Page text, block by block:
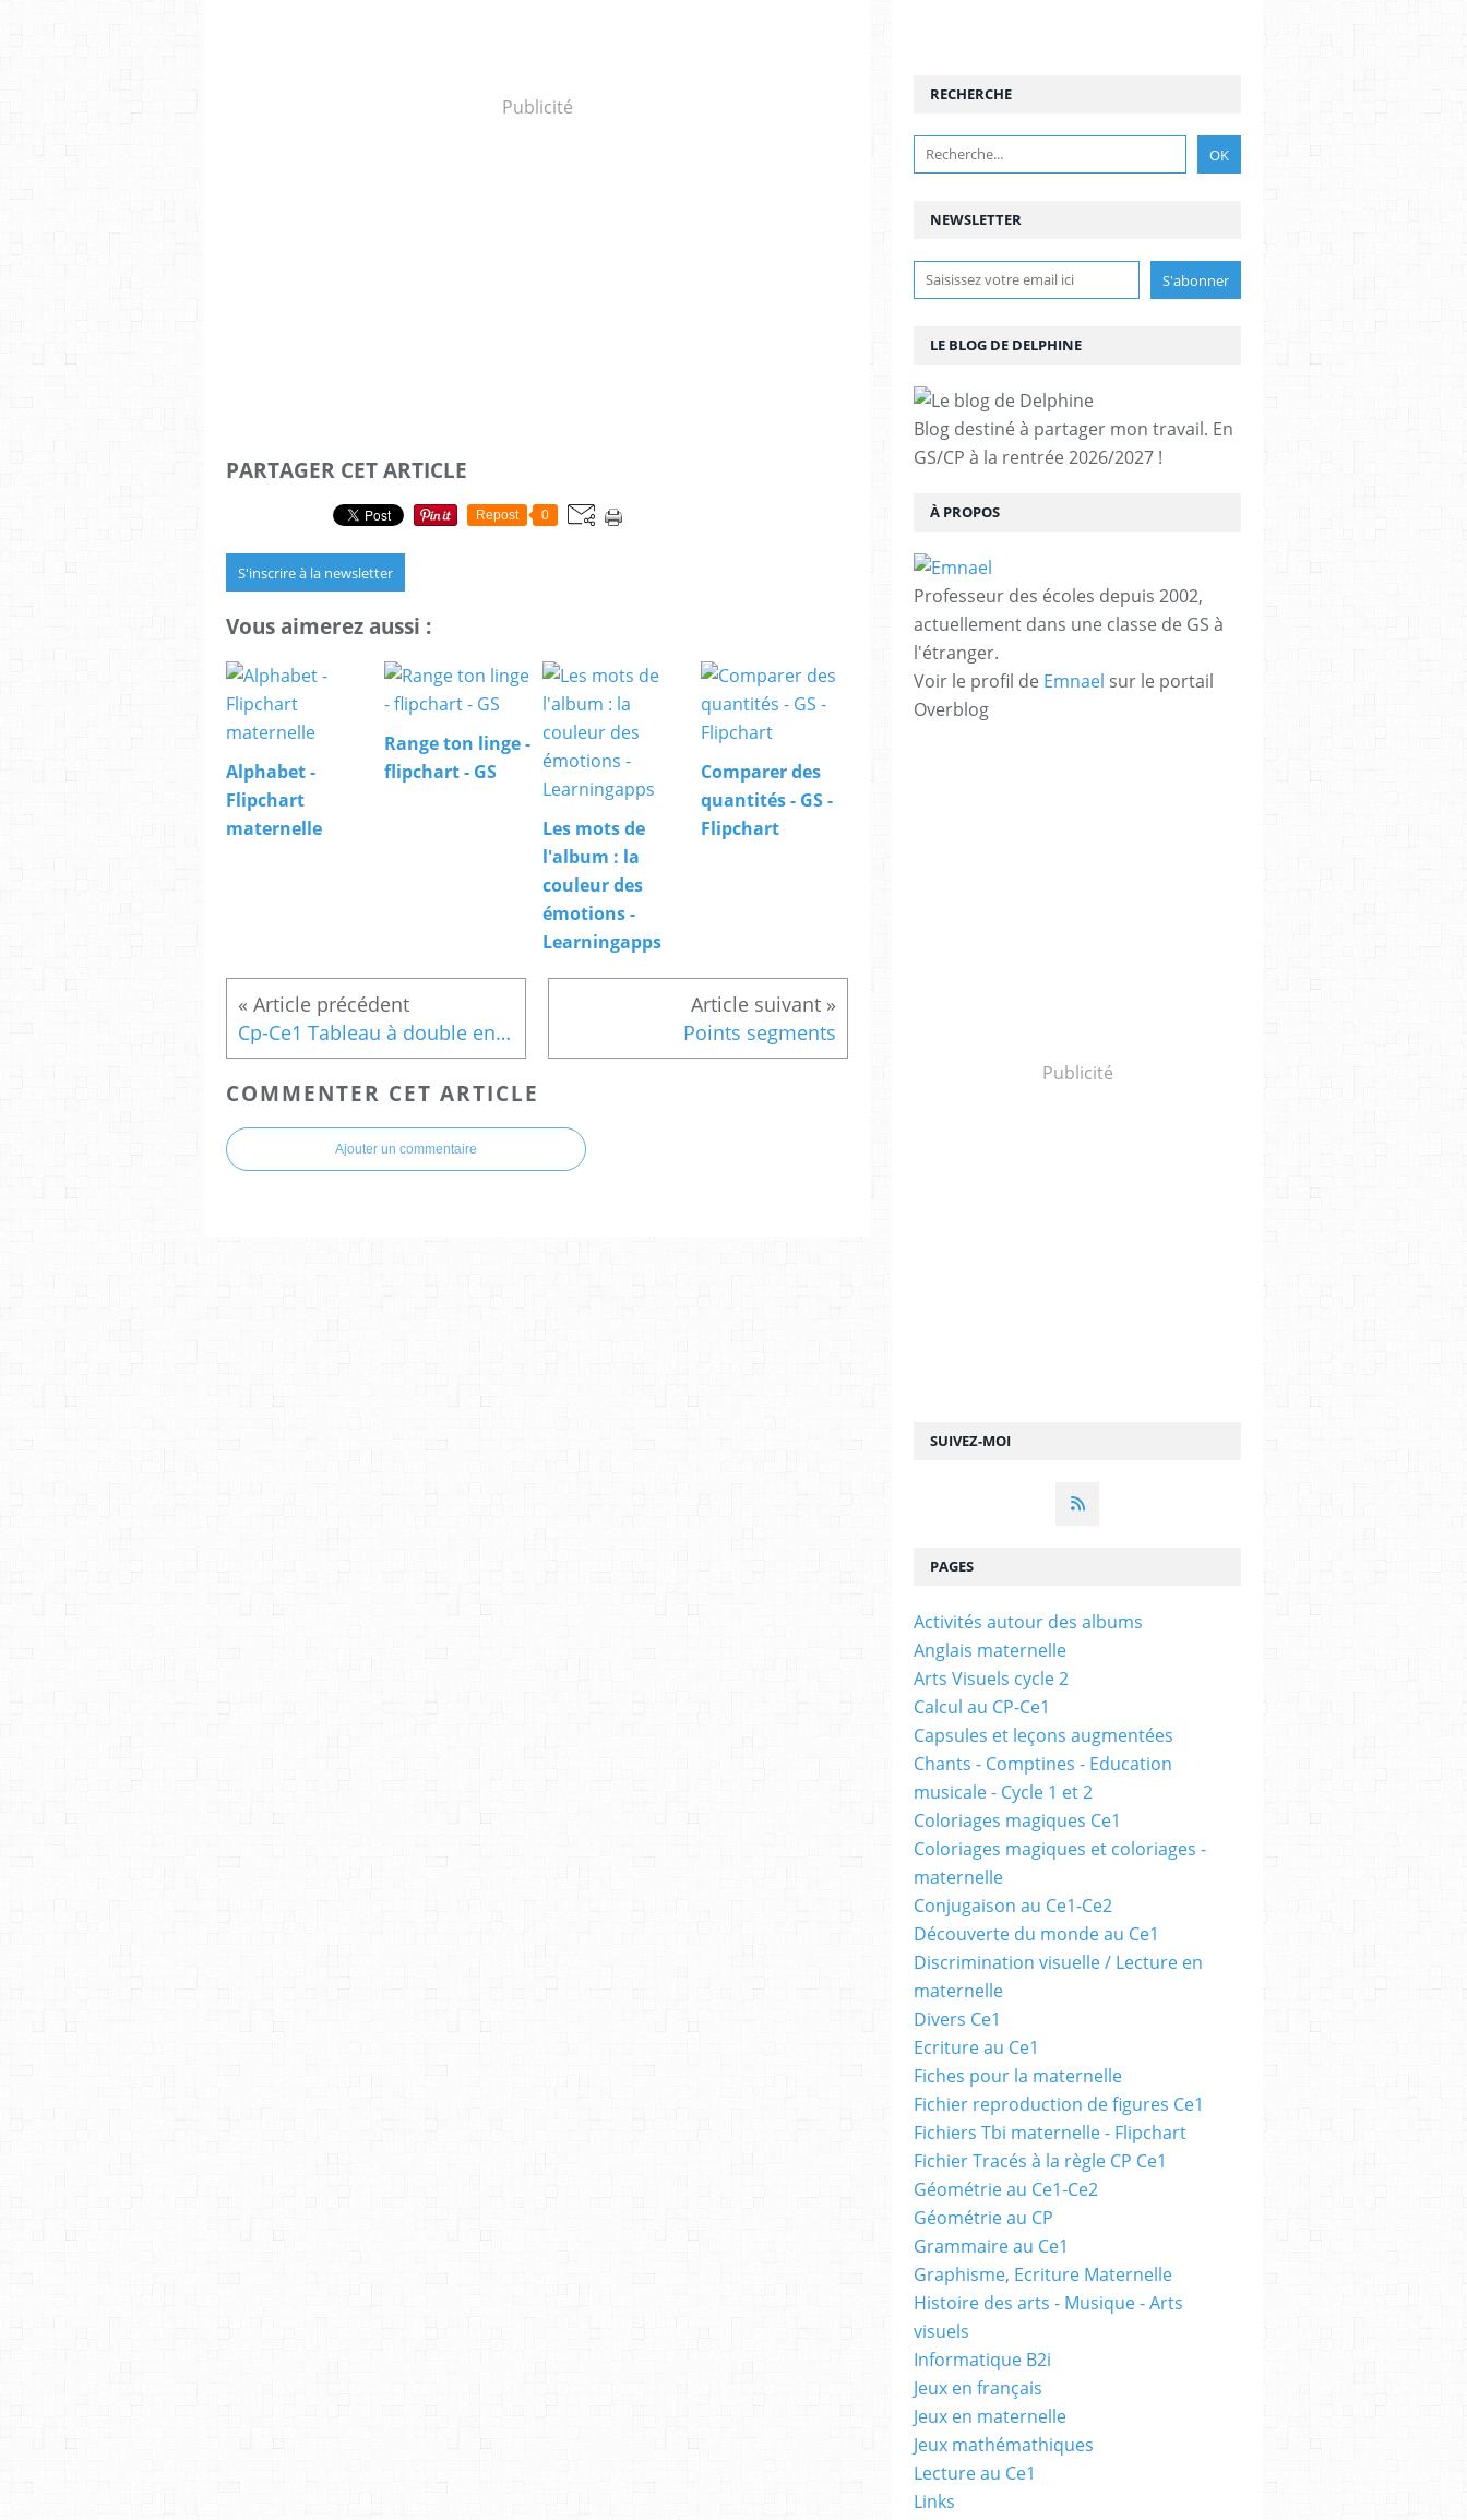
Publicité
PARTAGER CET ARTICLE
Repost 0
S'inscrire à la newsletter
Vous aimerez aussi :
Alphabet -
Flipchart
maternelle
Range ton linge -
flipchart - GS
Les mots de
l'album : la
couleur des
émotions -
Learningapps
Comparer des
quantités - GS -
Flipchart
Cp-Ce1 Tableau à double entrée Points segments
COMMENTER CET ARTICLE
Ajouter un commentaire
NEWSLETTER
SUIVEZ-MOI
RECHERCHE
LE BLOG DE DELPHINE
Blog destiné à partager mon travail. En
GS/CP à la rentrée 2026/2027 !
À PROPOS
Professeur des écoles depuis 2002,
actuellement dans une classe de GS à
l'étranger.
Voir le profil de Emnael sur le portail
Overblog
Publicité
PAGES
Activités autour des albums
Anglais maternelle
Arts Visuels cycle 2
Calcul au CP-Ce1
Capsules et leçons augmentées
Chants - Comptines - Education
musicale - Cycle 1 et 2
Coloriages magiques Ce1
Coloriages magiques et coloriages -
maternelle
Conjugaison au Ce1-Ce2
Découverte du monde au Ce1
Discrimination visuelle / Lecture en
maternelle
Divers Ce1
Ecriture au Ce1
Fiches pour la maternelle
Fichier reproduction de figures Ce1
Fichiers Tbi maternelle - Flipchart
Fichier Tracés à la règle CP Ce1
Géométrie au Ce1-Ce2
Géométrie au CP
Grammaire au Ce1
Graphisme, Ecriture Maternelle
Histoire des arts - Musique - Arts
visuels
Informatique B2i
Jeux en français
Jeux en maternelle
Jeux mathémathiques
Lecture au Ce1
Links